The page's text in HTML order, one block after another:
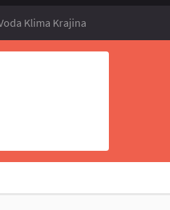
Klima Krajina